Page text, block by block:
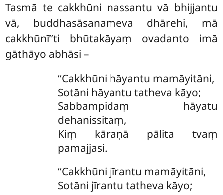
Tasmā te cakkhūni nassantu vā bhijjantu
vā, buddhasāsanameva dhārehi, mā
cakkhūnī’’ti bhūtakāyaṃ ovadanto imā
gāthāyo abhāsi –
‘‘Cakkhūni hāyantu mamāyitāni,
Sotāni hāyantu tatheva kāyo;
Sabbampidaṃ hāyatu
dehanissitaṃ,
Kiṃ kāraṇā pālita tvaṃ
pamajjasi.
‘‘Cakkhūni jīrantu mamāyitāni,
Sotāni jīrantu tatheva kāyo;